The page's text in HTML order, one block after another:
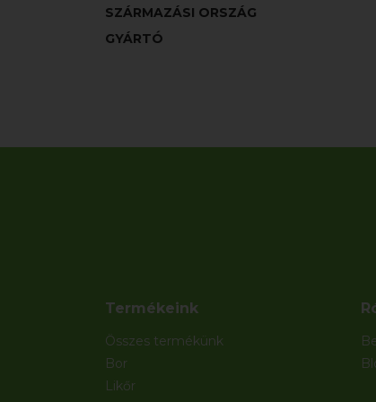
SZÁRMAZÁSI ORSZÁG
GYÁRTÓ
Termékeink
Összes termékünk
Bor
Likőr